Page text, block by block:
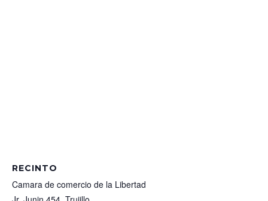
RECINTO
Camara de comercio de la Libertad